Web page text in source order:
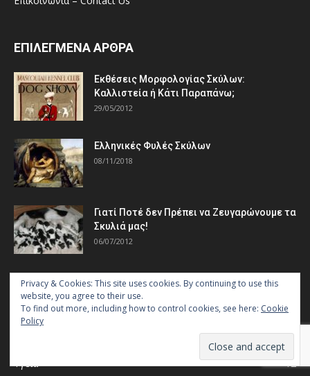
ΕΠΙΛΕΓΜΕΝΑ ΑΡΘΡΑ
Εκθέσεις Μορφολογίας Σκύλων:
Καλλιστεία ή Κάτι Παραπάνω;
29/05/2012
Ελληνικές Φυλές Σκύλων
08/11/2018
Γιατί Ποτέ δεν Πρέπει να Ζευγαρώνουμε τα
Σκυλιά μας!
06/07/2012
ΚΑΤΗΓΟΡΙΕΣ
Φυλές Σκύλων
Υγεία
12
Privacy & Cookies: This site uses cookies. By continuing to use this
website, you agree to their use.
To find out more, including how to control cookies, see here: Cookie
Policy